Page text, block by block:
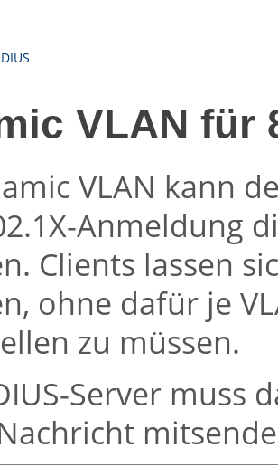
VLAN für
VLAN kann
Anmeldung
Clients lassen
ohne dafür je
zu müssen.
Server